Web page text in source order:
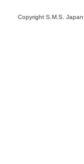
Copyright S.M.S.